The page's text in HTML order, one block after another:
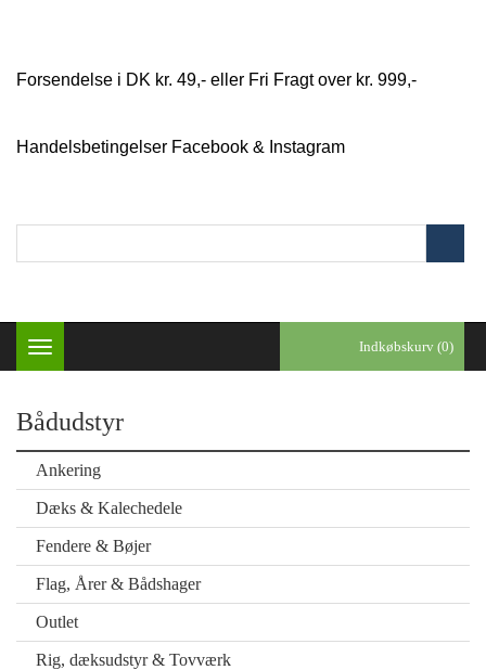
Forsendelse i DK kr. 49,- eller Fri Fragt over kr. 999,-
Handelsbetingelser Facebook & Instagram
Toggle
navigation
Indkøbskurv (0)
Bådudstyr
Ankering
Dæks & Kalechedele
Fendere & Bøjer
Flag, Årer & Bådshager
Outlet
Rig, dæksudstyr & Tovværk